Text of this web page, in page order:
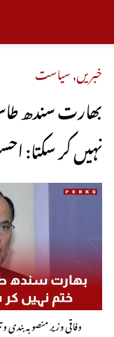
خبریں,سیاست
بھارت سندھ
نہیں کر سکتا:
وفاقی وزیر منصوبہ بندی